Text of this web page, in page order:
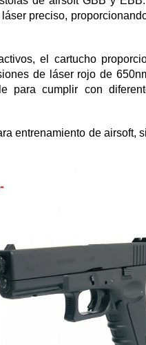
preciso,
el cartucho
de láser rojo de
para cumplir con
entrenamiento de airsoft,